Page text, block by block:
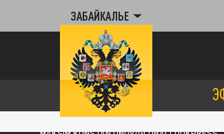
ЗАБАЙКАЛЬЕ